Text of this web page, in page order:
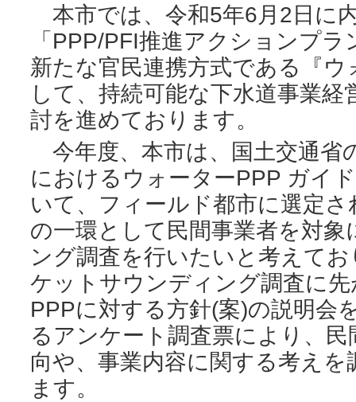
本市では、令和5年6月2日に
「PPP/PFI推進アクションプ
新たな官民連携方式である『
して、持続可能な下水道事業
討を進めております。
今年度、本市は、国土交通省
におけるウォーターPPP ガイ
いて、フィールド都市に選定
の一環として民間事業者を対
ング調査を行いたいと考えて
ケットサウンディング調査に
PPPに対する方針(案)の説明会
るアンケート調査票により、
向や、事業内容に関する考え
ます。